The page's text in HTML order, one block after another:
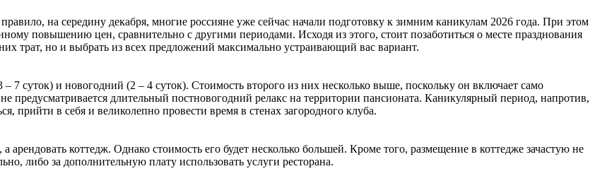
на середину декабря, многие россияне уже сейчас начали подготовку к зимним каникулам 2026 года. При этом
повышению цен, сравнительно с другими периодами. Исходя из этого, стоит позаботиться о месте празднования
трат, но и выбрать из всех предложений максимально устраивающий вас вариант.
7 суток) и новогодний (2 – 4 суток). Стоимость второго из них несколько выше, поскольку он включает само
предусматривается длительный постновогодний релакс на территории пансионата. Каникулярный период, напротив,
прийти в себя и великолепно провести время в стенах загородного клуба.
коттедж. Однако стоимость его будет несколько большей. Кроме того, размещение в коттедже зачастую не
либо за дополнительную плату использовать услуги ресторана.